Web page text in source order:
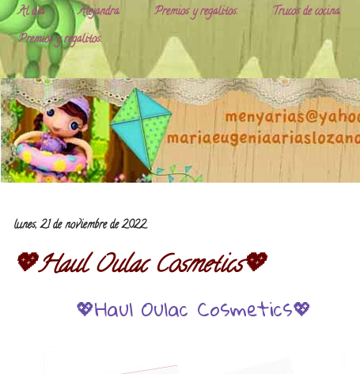
Al día Alejandra. Premios y regalitos. Trucos de cocina.
Premios y regalitos.
lunes, 21 de noviembre de 2022
💖Haul Oulac Cosmetics💖
💖Haul Oulac Cosmetics💖